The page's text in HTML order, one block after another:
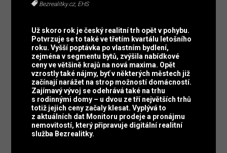
Bezrealitky.cz, EHS
Už skoro rok je český realitní trh opět v pohybu.
Potvrzuje se to také ve třetím kvartálu letošního
roku. Vyšší poptávka po vlastním bydlení,
zejména v segmentu bytů, zvýšila nabídkové
ceny ve většině krajů na nová maxima. Opět
vzrostly také nájmy, byť v některých městech již
začínají narážet na strop možností domácností.
Zajímavý vývoj se odehrává také na trhu
s rodinnými domy – u dvou ze tří největších trhů
totiž jejich ceny začaly klesat. Vyplývá to
z aktuálních dat Monitoru prodeje a pronájmu
nemovitostí, který připravuje digitální realitní
služba Bezrealitky.